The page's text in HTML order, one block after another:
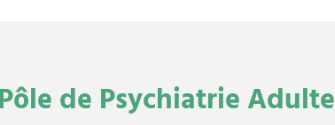
de Psychiatrie Adulte